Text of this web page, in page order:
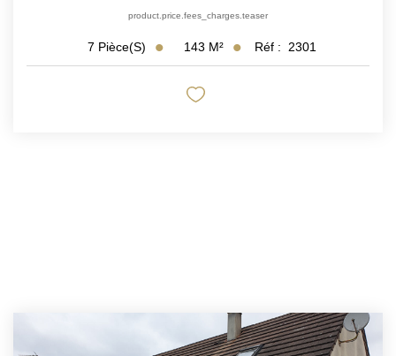
product.price.fees_charges.teaser
7 Pièce(s) 143 M² Réf : 2301